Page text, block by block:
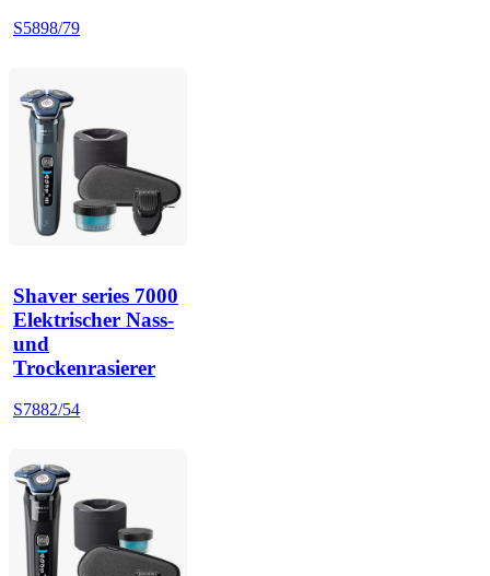
S5898/79
Shaver series 7000
Elektrischer Nass-
und
Trockenrasierer
S7882/54